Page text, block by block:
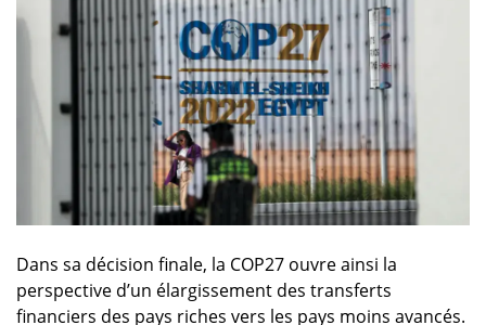
Dans sa décision finale, la COP27 ouvre ainsi la
perspective d’un élargissement des transferts
financiers des pays riches vers les pays moins avancés.